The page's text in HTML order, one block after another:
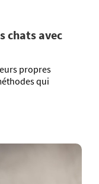
chats avec
propres
qui